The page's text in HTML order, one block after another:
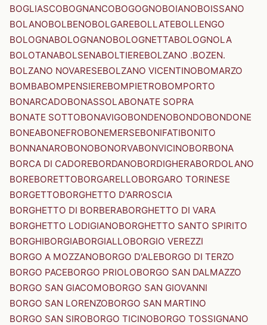
BOGLIASCOBOGNANCOBOGOGNOBOIANOBOISSANO
BOLANOBOLBENOBOLGAREBOLLATEBOLLENGO
BOLOGNABOLOGNANOBOLOGNETTABOLOGNOLA
BOLOTANABOLSENABOLTIEREBOLZANO .BOZEN.
BOLZANO NOVARESEBOLZANO VICENTINOBOMARZO
BOMBABOMPENSIEREBOMPIETROBOMPORTO
BONARCADOBONASSOLABONATE SOPRA
BONATE SOTTOBONAVIGOBONDENOBONDOBONDONE
BONEABONEFROBONEMERSEBONIFATIBONITO
BONNANAROBONOBONORVABONVICINOBORBONA
BORCA DI CADOREBORDANOBORDIGHERABORDOLANO
BOREBORETTOBORGARELLOBORGARO TORINESE
BORGETTOBORGHETTO D'ARROSCIA
BORGHETTO DI BORBERABORGHETTO DI VARA
BORGHETTO LODIGIANOBORGHETTO SANTO SPIRITO
BORGHIBORGIABORGIALLOBORGIO VEREZZI
BORGO A MOZZANOBORGO D'ALEBORGO DI TERZO
BORGO PACEBORGO PRIOLOBORGO SAN DALMAZZO
BORGO SAN GIACOMOBORGO SAN GIOVANNI
BORGO SAN LORENZOBORGO SAN MARTINO
BORGO SAN SIROBORGO TICINOBORGO TOSSIGNANO